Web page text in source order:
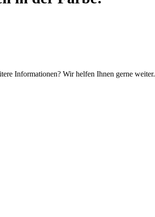
Informationen? Wir helfen Ihnen gerne weiter.